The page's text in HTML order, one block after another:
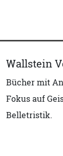
Wallstein
Bücher mit
Fokus auf
Belletristik.